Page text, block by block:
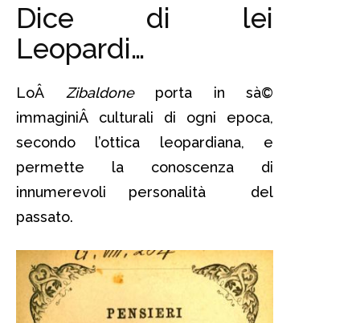
Dice di lei
Leopardi…
LoÂ Zibaldone porta in sà©
immaginiÂ culturali di ogni epoca,
secondo l’ottica leopardiana, e
permette la conoscenza di
innumerevoli personalità del
passato.